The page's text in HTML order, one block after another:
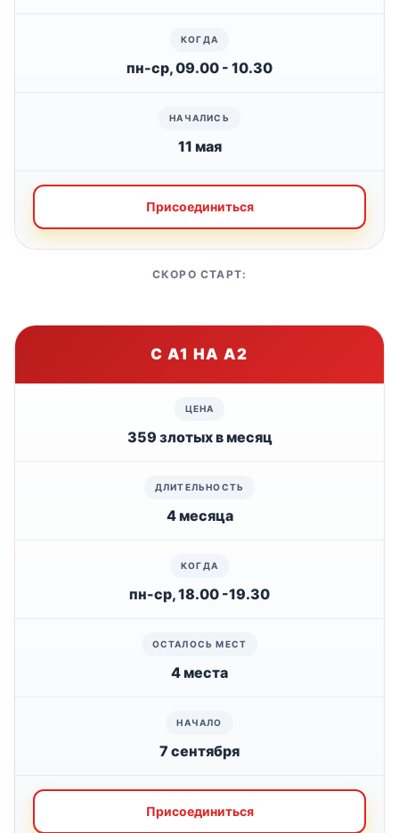
пн-ср, 09.00 - 10.30
11 мая
Присоединиться
СКОРО СТАРТ:
С А1 НА А2
359 злотых в месяц
4 месяца
пн-ср, 18.00 -19.30
4 места
7 сентября
Присоединиться